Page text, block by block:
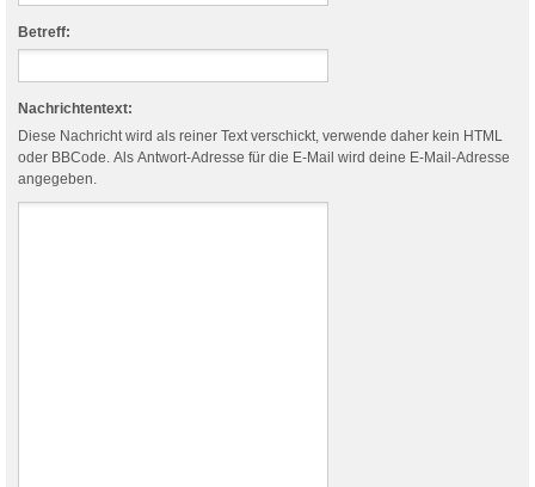
Betreff:
Nachrichtentext:
Diese Nachricht wird als reiner Text verschickt, verwende daher kein HTML
oder BBCode. Als Antwort-Adresse für die E-Mail wird deine E-Mail-Adresse
angegeben.